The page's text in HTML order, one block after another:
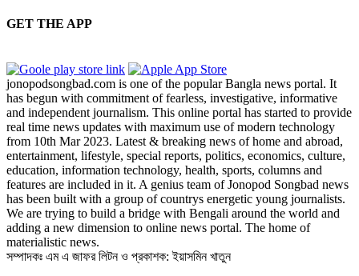
GET THE APP
jonopodsongbad.com is one of the popular Bangla news portal. It
has begun with commitment of fearless, investigative, informative
and independent journalism. This online portal has started to provide
real time news updates with maximum use of modern technology
from 10th Mar 2023. Latest & breaking news of home and abroad,
entertainment, lifestyle, special reports, politics, economics, culture,
education, information technology, health, sports, columns and
features are included in it. A genius team of Jonopod Songbad news
has been built with a group of countrys energetic young journalists.
We are trying to build a bridge with Bengali around the world and
adding a new dimension to online news portal. The home of
materialistic news.
সম্পাদকঃ এম এ জাফর লিটন ও প্রকাশক: ইয়াসমিন খাতুন